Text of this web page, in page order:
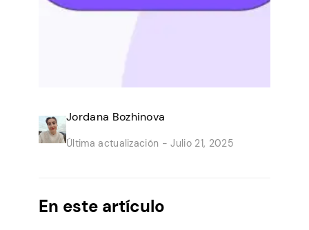
Jordana Bozhinova
Última actualización - Julio 21, 2025
En este artículo